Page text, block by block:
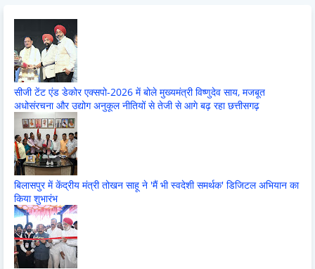
सीजी टेंट एंड डेकोर एक्सपो-2026 में बोले मुख्यमंत्री विष्णुदेव साय, मजबूत
अधोसंरचना और उद्योग अनुकूल नीतियों से तेजी से आगे बढ़ रहा छत्तीसगढ़
बिलासपुर में केंद्रीय मंत्री तोखन साहू ने 'मैं भी स्वदेशी समर्थक' डिजिटल अभियान का
किया शुभारंभ